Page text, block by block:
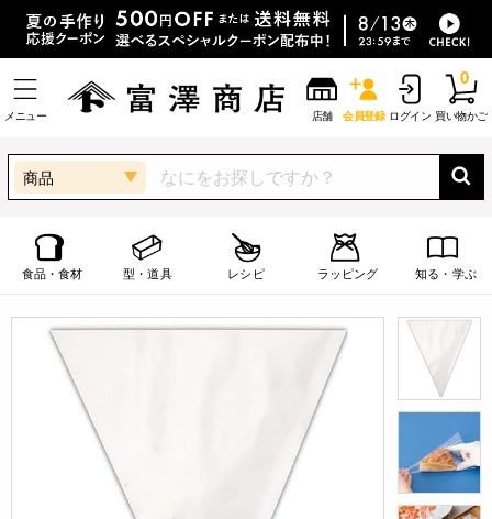
メニュー 店舗 会員登録 ログイン 買い物かご
0
商品
食品・食材 型・道具 レシピ ラッピング 知る・学ぶ